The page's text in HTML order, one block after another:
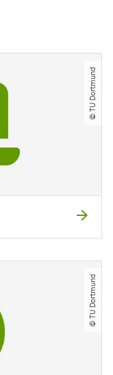
© TU Dortmund
© TU Dortmund